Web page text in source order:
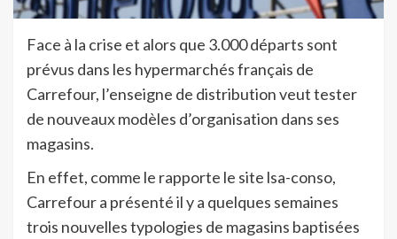
Face à la crise et alors que 3.000 départs sont
prévus dans les hypermarchés français de
Carrefour, l’enseigne de distribution veut tester
de nouveaux modèles d’organisation dans ses
magasins.
En effet, comme le rapporte le site lsa-conso,
Carrefour a présenté il y a quelques semaines
trois nouvelles typologies de magasins baptisées